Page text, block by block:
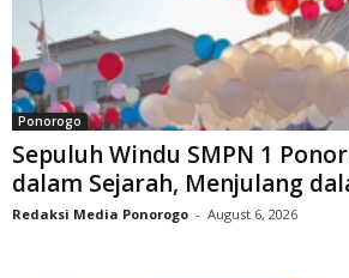
Ponorogo
Sepuluh Windu SMPN 1
dalam Sejarah, Menjulang
Redaksi Media Ponorogo - August 6, 2026